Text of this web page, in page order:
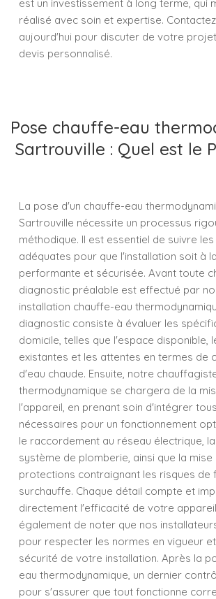
est un investissement à long terme, qui
réalisé avec soin et expertise.
aujourd'hui pour discuter de votre
devis personnalisé.
Pose chauffe-eau
Sartrouville : Quel est le
La pose d'un chauffe-eau
Sartrouville nécessite un processus
méthodique. Il est essentiel de suivre
adéquates pour que l'installation soit à
performante et sécurisée. Avant toute
diagnostic préalable est effectué par
installation chauffe-eau
diagnostic consiste à évaluer les
domicile, telles que l'espace disponible,
existantes et les attentes en termes de
d'eau chaude. Ensuite, notre
thermodynamique se chargera de la
l'appareil, en prenant soin d'intégrer
nécessaires pour un fonctionnement
le raccordement au réseau électrique,
système de plomberie, ainsi que la mise
protections contraignant les risques de
surchauffe. Chaque détail compte et
directement l'efficacité de votre
également de noter que nos
pour respecter les normes en vigueur
sécurité de votre installation. Après la
eau thermodynamique, un dernier
pour s'assurer que tout fonctionne